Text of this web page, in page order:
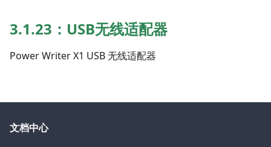
3.1.23：USB无线适配器
Power Writer X1 USB 无线适配器
文档中心